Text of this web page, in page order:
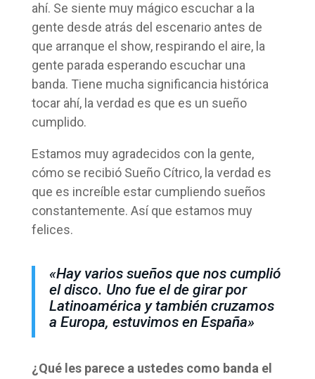
ahí. Se siente muy mágico escuchar a la
gente desde atrás del escenario antes de
que arranque el show, respirando el aire, la
gente parada esperando escuchar una
banda. Tiene mucha significancia histórica
tocar ahí, la verdad es que es un sueño
cumplido.
Estamos muy agradecidos con la gente,
cómo se recibió Sueño Cítrico, la verdad es
que es increíble estar cumpliendo sueños
constantemente. Así que estamos muy
felices.
«Hay varios sueños que nos cumplió
el disco. Uno fue el de girar por
Latinoamérica y también cruzamos
a Europa, estuvimos en España»
¿Qué les parece a ustedes como banda el